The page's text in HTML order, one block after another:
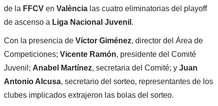
de la FFCVen Valèncialas cuatro eliminatorias del playoff
de ascenso a Liga Nacional Juvenil .
Con la presencia de Víctor Giménez, director del Área de
Competiciones; Vicente Ramón, presidente del Comité
Juvenil; Anabel Martínez, secretaria del Comité; y Juan
Antonio Alcusa, secretario del sorteo, representantes de los
clubes implicados extrajeron las bolas del sorteo.